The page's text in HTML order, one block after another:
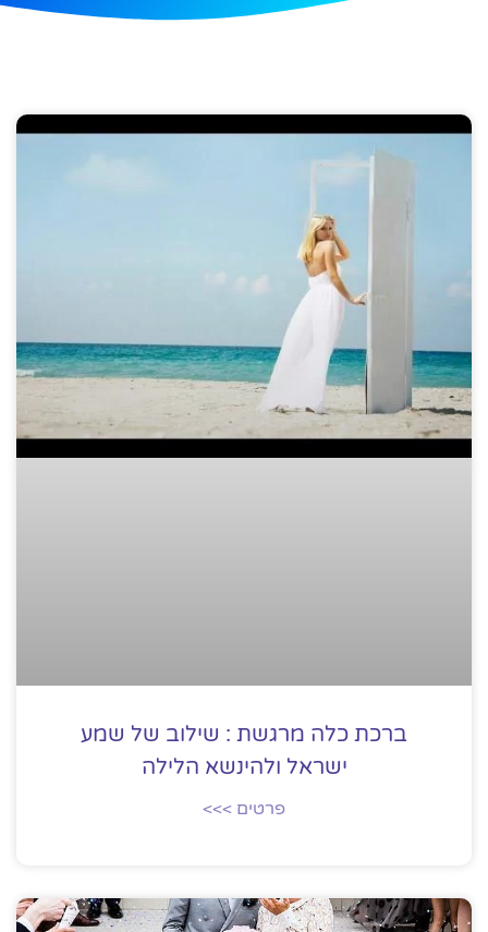
ברכת כלה מרגשת : שילוב של שמע
ישראל ולהינשא הלילה
פרטים >>>